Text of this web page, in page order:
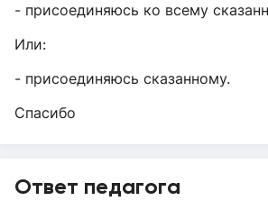
- присоединяюсь ко всему
Или:
- присоединяюсь сказанному.
Спасибо
Ответ педагога